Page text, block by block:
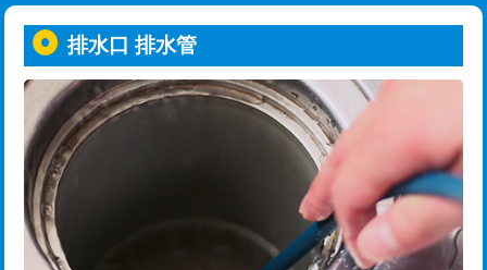
用（追加）/3ｍ超え)
給水管工事※（ライニング鋼管・銅
管・ポリ管・HT管使用/3ｍまで)
44,000円
給水管工事※（ライニング鋼管・銅
管・ポリ管・HT管使用/3ｍ超え)
+8,800円
排水管工事（土の掘削・埋め戻し作
業）
11,000円~
トーラー機使用/3mまで
追加トーラー機使用/3m超え +3,300円
カメラ調査 33,000円
桝清掃 8,800円
止水・漏水調査・防水処理・清掃・修
理・調整・分解・加工など（軽作業）
11,000円
排水口 排水管